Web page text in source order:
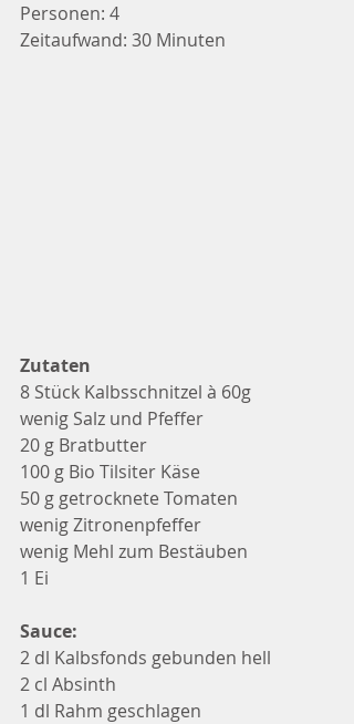
Personen: 4
Zeitaufwand: 30 Minuten
Zutaten
8 Stück Kalbsschnitzel à 60g
wenig Salz und Pfeffer
20 g Bratbutter
100 g Bio Tilsiter Käse
50 g getrocknete Tomaten
wenig Zitronenpfeffer
wenig Mehl zum Bestäuben
1 Ei
Sauce:
2 dl Kalbsfonds gebunden hell
2 cl Absinth
1 dl Rahm geschlagen